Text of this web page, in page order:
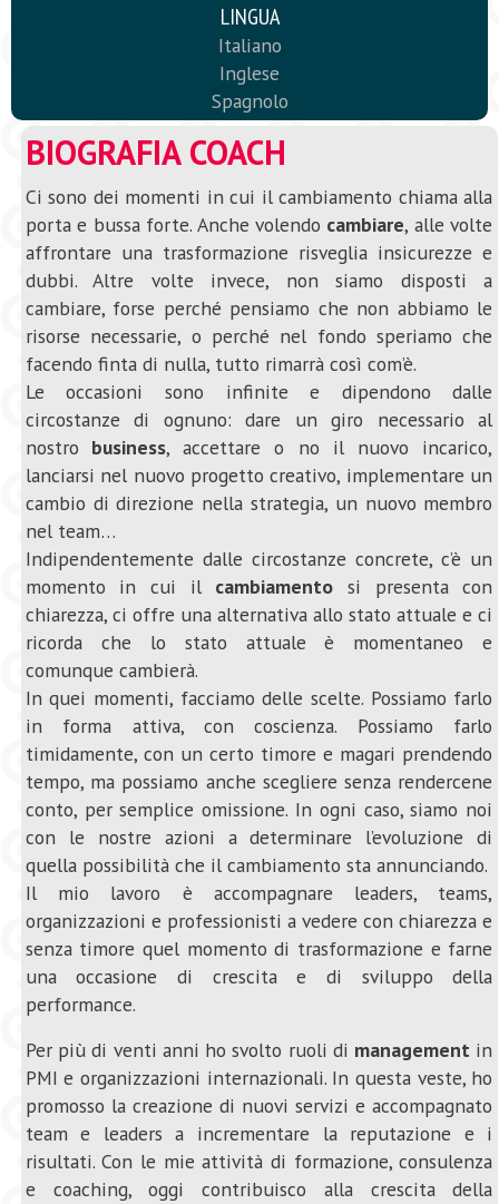
LINGUA
Italiano
Inglese
Spagnolo
BIOGRAFIA COACH
Ci sono dei momenti in cui il cambiamento chiama alla
porta e bussa forte. Anche volendo cambiare, alle volte
affrontare una trasformazione risveglia insicurezze e
dubbi. Altre volte invece, non siamo disposti a
cambiare, forse perché pensiamo che non abbiamo le
risorse necessarie, o perché nel fondo speriamo che
facendo finta di nulla, tutto rimarrà così com’è.
Le occasioni sono infinite e dipendono dalle
circostanze di ognuno: dare un giro necessario al
nostro business, accettare o no il nuovo incarico,
lanciarsi nel nuovo progetto creativo, implementare un
cambio di direzione nella strategia, un nuovo membro
nel team…
Indipendentemente dalle circostanze concrete, c’è un
momento in cui il cambiamento si presenta con
chiarezza, ci offre una alternativa allo stato attuale e ci
ricorda che lo stato attuale è momentaneo e
comunque cambierà.
In quei momenti, facciamo delle scelte. Possiamo farlo
in forma attiva, con coscienza. Possiamo farlo
timidamente, con un certo timore e magari prendendo
tempo, ma possiamo anche scegliere senza rendercene
conto, per semplice omissione. In ogni caso, siamo noi
con le nostre azioni a determinare l’evoluzione di
quella possibilità che il cambiamento sta annunciando.
Il mio lavoro è accompagnare leaders, teams,
organizzazioni e professionisti a vedere con chiarezza e
senza timore quel momento di trasformazione e farne
una occasione di crescita e di sviluppo della
performance.
Per più di venti anni ho svolto ruoli di management in
PMI e organizzazioni internazionali. In questa veste, ho
promosso la creazione di nuovi servizi e accompagnato
team e leaders a incrementare la reputazione e i
risultati. Con le mie attività di formazione, consulenza
e coaching, oggi contribuisco alla crescita della